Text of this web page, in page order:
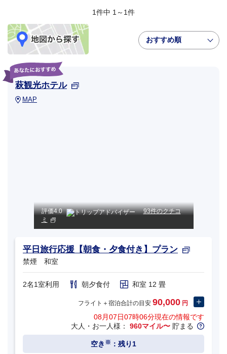
1件中 1～1件
おすすめ順
萩観光ホテル
MAP
評価4.0
93件のクチコ
ミ
平日旅行応援【朝食・夕食付き】プラン
禁煙 和室
2名1室利用 朝夕食付 和室 12 畳
フライト＋宿泊合計の目安 90,000 円
08月07日07時06分現在の情報です
大人・お一人様： 960マイル〜 貯まる
空き ※ ：残り1